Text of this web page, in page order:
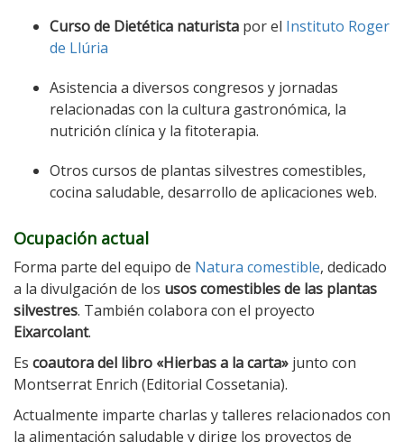
Curso de Dietética naturista por el Instituto Roger
de Llúria
Asistencia a diversos congresos y jornadas
relacionadas con la cultura gastronómica, la
nutrición clínica y la fitoterapia.
Otros cursos de plantas silvestres comestibles,
cocina saludable, desarrollo de aplicaciones web.
Ocupación actual
Forma parte del equipo de Natura comestible, dedicado
a la divulgación de los usos comestibles de las plantas
silvestres. También colabora con el proyecto
Eixarcolant.
Es coautora del libro «Hierbas a la carta» junto con
Montserrat Enrich (Editorial Cossetania).
Actualmente imparte charlas y talleres relacionados con
la alimentación saludable y dirige los proyectos de